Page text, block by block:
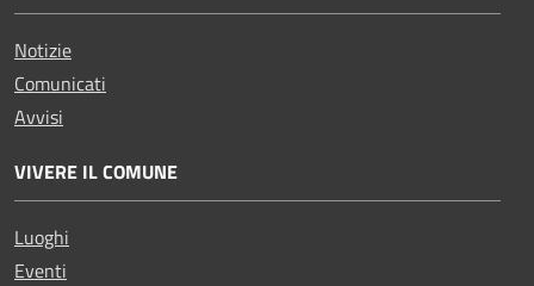
Notizie
Comunicati
Avvisi
VIVERE IL COMUNE
Luoghi
Eventi